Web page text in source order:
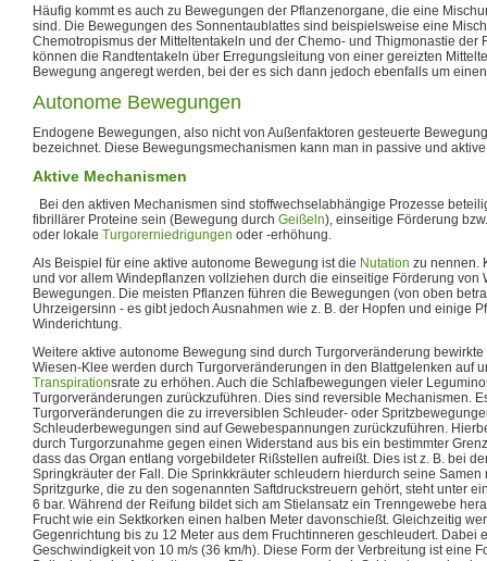
Häufig kommt es auch zu Bewegungen der Pflanzenorgane, die eine
sind. Die Bewegungen des Sonnentaublattes sind beispielsweise eine
Chemotropismus der Mitteltentakeln und der Chemo- und Thigmonastie der
können die Randtentakeln über Erregungsleitung von einer gereizten
Bewegung angeregt werden, bei der es sich dann jedoch ebenfalls um
Autonome Bewegungen
Endogene Bewegungen, also nicht von Außenfaktoren gesteuerte
bezeichnet. Diese Bewegungsmechanismen kann man in passive und
Aktive Mechanismen
Bei den aktiven Mechanismen sind stoffwechselabhängige Prozesse
fibrillärer Proteine sein (Bewegung durch Geißeln), einseitige Förderung
oder lokale Turgorerniedrigungen oder -erhöhung.
Als Beispiel für eine aktive autonome Bewegung ist die Nutation zu nennen.
und vor allem Windepflanzen vollziehen durch die einseitige Förderung von
Bewegungen. Die meisten Pflanzen führen die Bewegungen (von oben
Uhrzeigersinn - es gibt jedoch Ausnahmen wie z. B. der Hopfen und einige
Winderichtung.
Weitere aktive autonome Bewegung sind durch Turgorveränderung
Wiesen-Klee werden durch Turgorveränderungen in den Blattgelenken auf
Transpirationsrate zu erhöhen. Auch die Schlafbewegungen vieler
Turgorveränderungen zurückzuführen. Dies sind reversible Mechanismen.
Turgorveränderungen die zu irreversiblen Schleuder- oder
Schleuderbewegungen sind auf Gewebespannungen zurückzuführen.
durch Turgorzunahme gegen einen Widerstand aus bis ein bestimmter
dass das Organ entlang vorgebildeter Rißstellen aufreißt. Dies ist z. B. bei
Springkräuter der Fall. Die Sprinkkräuter schleudern hierdurch seine Samen
Spritzgurke, die zu den sogenannten Saftdruckstreuern gehört, steht unter
6 bar. Während der Reifung bildet sich am Stielansatz ein Trenngewebe
Frucht wie ein Sektkorken einen halben Meter davonschießt. Gleichzeitig
Gegenrichtung bis zu 12 Meter aus dem Fruchtinneren geschleudert. Dabei
Geschwindigkeit von 10 m/s (36 km/h). Diese Form der Verbreitung ist eine